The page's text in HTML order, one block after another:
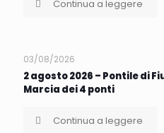
Continua a leggere
03/08/2026
2 agosto 2026 – Pontile di
Marcia dei 4 ponti
Continua a leggere